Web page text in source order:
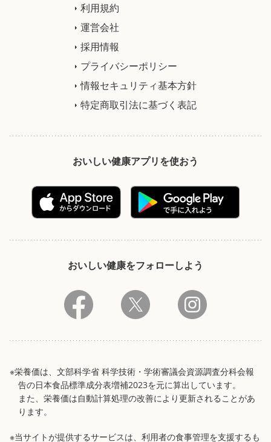
利用規約
運営会社
採用情報
プライバシーポリシー
情報セキュリティ基本方針
特定商取引法に基づく表記
おいしい健康アプリを使おう
おいしい健康をフォローしよう
※栄養価は、文部科学省 科学技術・学術審議会資源調査分科会報
告の日本食品標準成分表増補2023を元に算出しています。
また、栄養価は自動計算処理の改善により更新されることがあ
ります。
※当サイトが提供するサービスは、利用者の食事管理を支援するも